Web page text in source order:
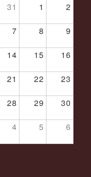
31 1 2
7 8 9
14 15 16
21 22 23
28 29 30
4 5 6